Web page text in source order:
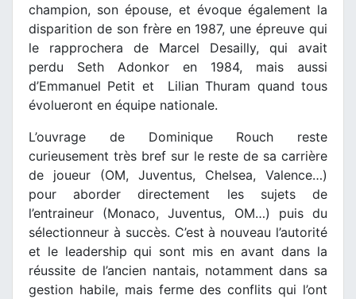
champion, son épouse, et évoque également la
disparition de son frère en 1987, une épreuve qui
le rapprochera de Marcel Desailly, qui avait
perdu Seth Adonkor en 1984, mais aussi
d’Emmanuel Petit et Lilian Thuram quand tous
évolueront en équipe nationale.
L’ouvrage de Dominique Rouch reste
curieusement très bref sur le reste de sa carrière
de joueur (OM, Juventus, Chelsea, Valence…)
pour aborder directement les sujets de
l’entraineur (Monaco, Juventus, OM…) puis du
sélectionneur à succès. C’est à nouveau l’autorité
et le leadership qui sont mis en avant dans la
réussite de l’ancien nantais, notamment dans sa
gestion habile, mais ferme des conflits qui l’ont